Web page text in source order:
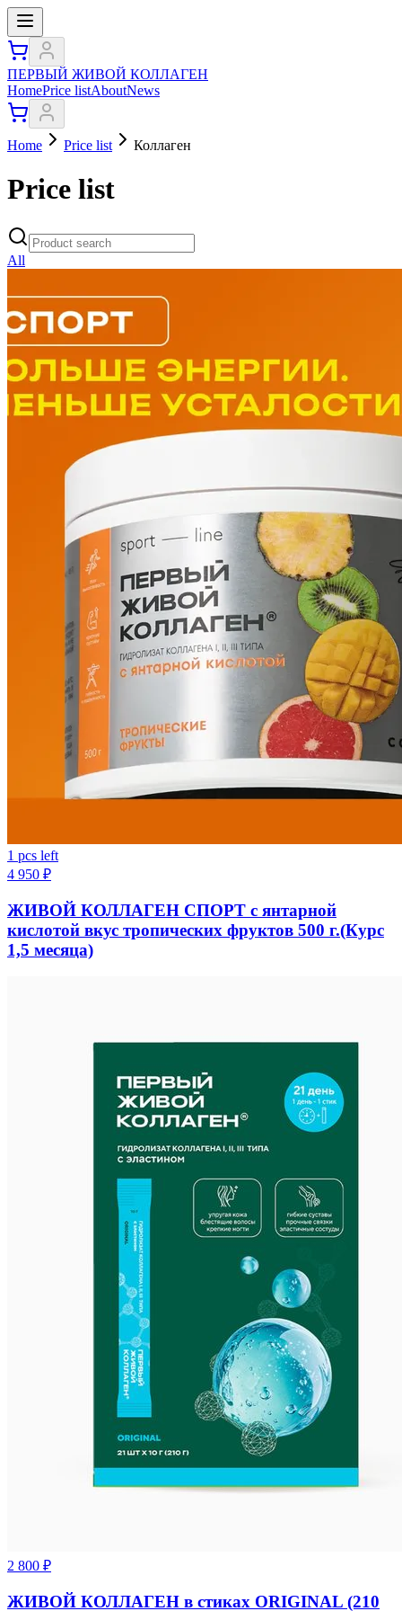
ПЕРВЫЙ ЖИВОЙ КОЛЛАГЕН
HomePrice listAboutNews
Home Price list Коллаген
Price list
All
1 pcs left
4 950 ₽
ЖИВОЙ КОЛЛАГЕН СПОРТ с янтарной
кислотой вкус тропических фруктов 500 г.(Курс
1,5 месяца)
2 800 ₽
ЖИВОЙ КОЛЛАГЕН в стиках ORIGINAL (210